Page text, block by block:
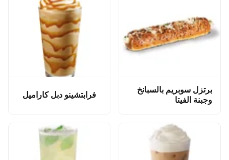
برتزل سوبريم بالسبانخ
وجبنة الفيتا
فرابتشينو دبل كاراميل